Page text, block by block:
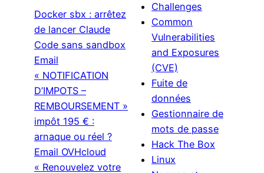
Docker sbx : arrêtez
de lancer Claude
Code sans sandbox
Email
« NOTIFICATION
D’IMPOTS –
REMBOURSEMENT »
impôt 195 € :
arnaque ou réel ?
Email OVHcloud
« Renouvelez votre
Challenges
Common
Vulnerabilities
and Exposures
(CVE)
Fuite de
données
Gestionnaire de
mots de passe
Hack The Box
Linux